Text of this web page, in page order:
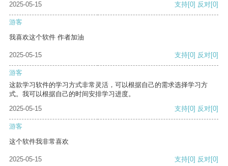
2025-05-15 支持[0] 反对[0]
游客
我喜欢这个软件 作者加油
2025-05-15 支持[0] 反对[0]
游客
这款学习软件的学习方式非常灵活，可以根据自己的需求选择学习方
式。我可以根据自己的时间安排学习进度。
2025-05-15
支持[0] 反对[0]
游客
这个软件我非常喜欢
2025-05-15 支持[0] 反对[0]